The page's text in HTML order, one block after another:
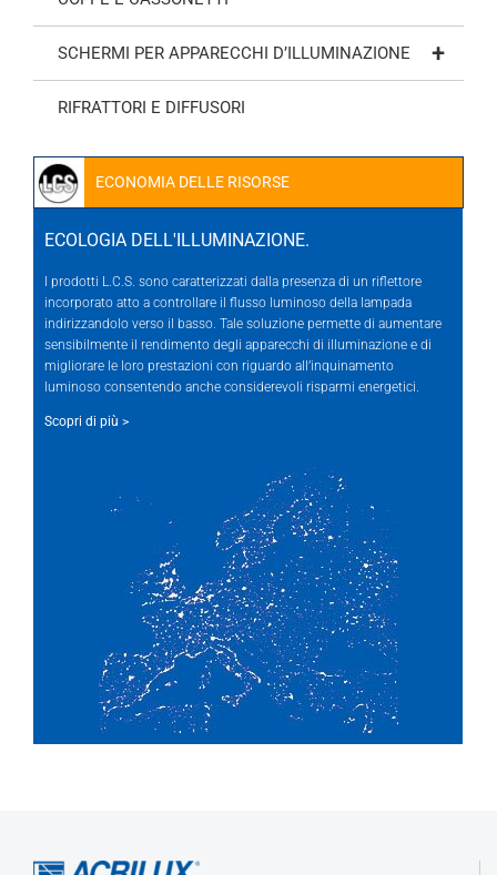
+
SCHERMI PER APPARECCHI D’ILLUMINAZIONE
RIFRATTORI E DIFFUSORI
ECONOMIA DELLE RISORSE
ECOLOGIA DELL'ILLUMINAZIONE.
I prodotti L.C.S. sono caratterizzati dalla presenza di un riflettore
incorporato atto a controllare il flusso luminoso della lampada
indirizzandolo verso il basso. Tale soluzione permette di aumentare
sensibilmente il rendimento degli apparecchi di illuminazione e di
migliorare le loro prestazioni con riguardo all’inquinamento
luminoso consentendo anche considerevoli risparmi energetici.
Scopri di più >